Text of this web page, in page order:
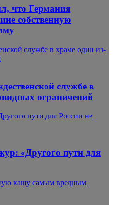
что Германия
собственную
службе в храме один из-
службе в
ограничений
пути для России не
«Другого пути для
кашу самым вредным